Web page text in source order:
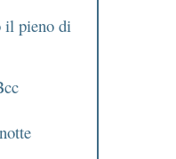
il pieno di